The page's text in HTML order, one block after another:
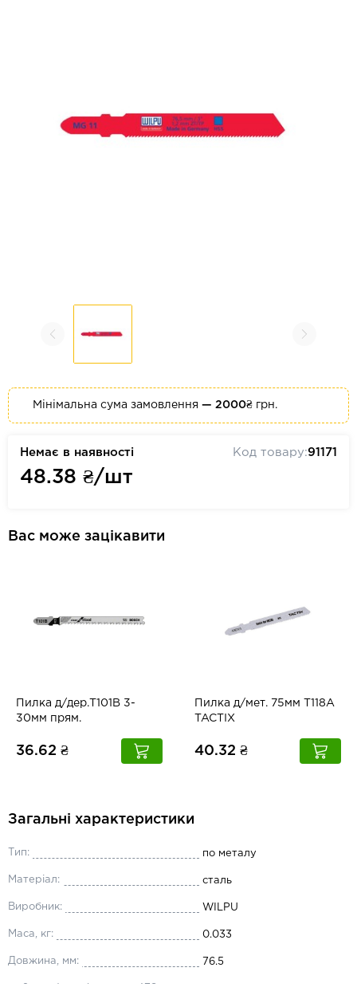
Мінімальна сума замовлення — 2000₴ грн.
Немає в наявності
48.38 ₴/шт
Код товару:91171
Вас може зацікавити
Пилка д/дер.Т101В 3-
30мм прям.
36.62 ₴
Пилка д/мет. 75мм Т118A
TACTIX
40.32 ₴
Загальні характеристики
Тип: по металу
Матеріал: сталь
Виробник: WILPU
Маса, кг: 0.033
Довжина, мм: 76.5